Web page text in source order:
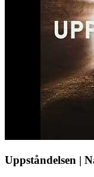
Uppståndelsen |